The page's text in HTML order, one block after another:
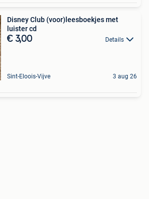
Disney Club (voor)leesboekjes met
luister cd
€ 3,00 Details
Sint-Eloois-Vijve 3 aug 26